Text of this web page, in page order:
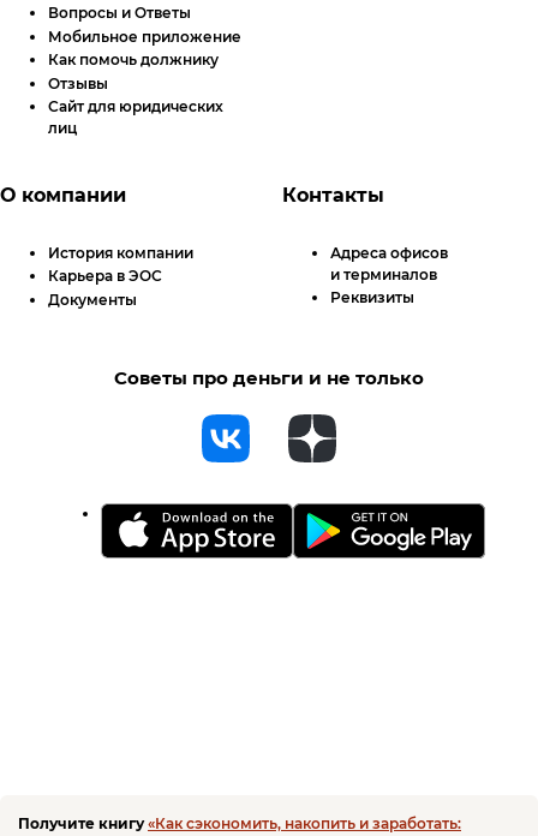
Вопросы и Ответы
Мобильное приложение
Как помочь должнику
Отзывы
Сайт для юридических
лиц
О компании
История компании
Карьера в ЭОС
Документы
Контакты
Адреса офисов
и терминалов
Реквизиты
Советы про деньги и не только
Получите книгу«Как сэкономить, накопить и заработать: